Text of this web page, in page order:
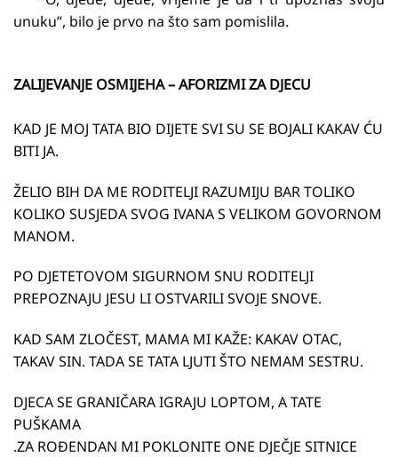
unuku”, bilo je prvo na što sam pomislila.
ZALIJEVANJE OSMIJEHA – AFORIZMI ZA DJECU
KAD JE MOJ TATA BIO DIJETE SVI SU SE BOJALI KAKAV ĆU
BITI JA.
ŽELIO BIH DA ME RODITELJI RAZUMIJU BAR TOLIKO
KOLIKO SUSJEDA SVOG IVANA S VELIKOM GOVORNOM
MANOM.
PO DJETETOVOM SIGURNOM SNU RODITELJI
PREPOZNAJU JESU LI OSTVARILI SVOJE SNOVE.
KAD SAM ZLOČEST, MAMA MI KAŽE: KAKAV OTAC,
TAKAV SIN. TADA SE TATA LJUTI ŠTO NEMAM SESTRU.
DJECA SE GRANIČARA IGRAJU LOPTOM, A TATE
PUŠKAMA
.ZA ROĐENDAN MI POKLONITE ONE DJEČJE SITNICE